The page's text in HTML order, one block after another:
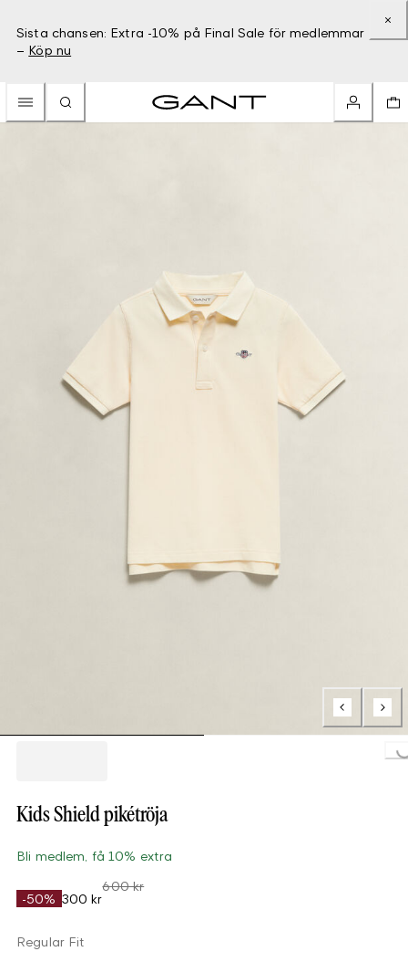
Sista chansen: Extra -10% på Final Sale för medlemmar
– Köp nu
Kids Shield pikétröja
Bli medlem, få 10% extra
-50% 300 kr
600 kr
Regular Fit